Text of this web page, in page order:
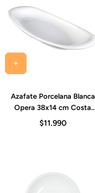
Azafate Porcelana Blanca
Opera 38x14 cm Costa
Verde
$11.990